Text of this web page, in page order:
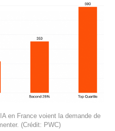
en France voient la demande de
(Crédit: PWC)